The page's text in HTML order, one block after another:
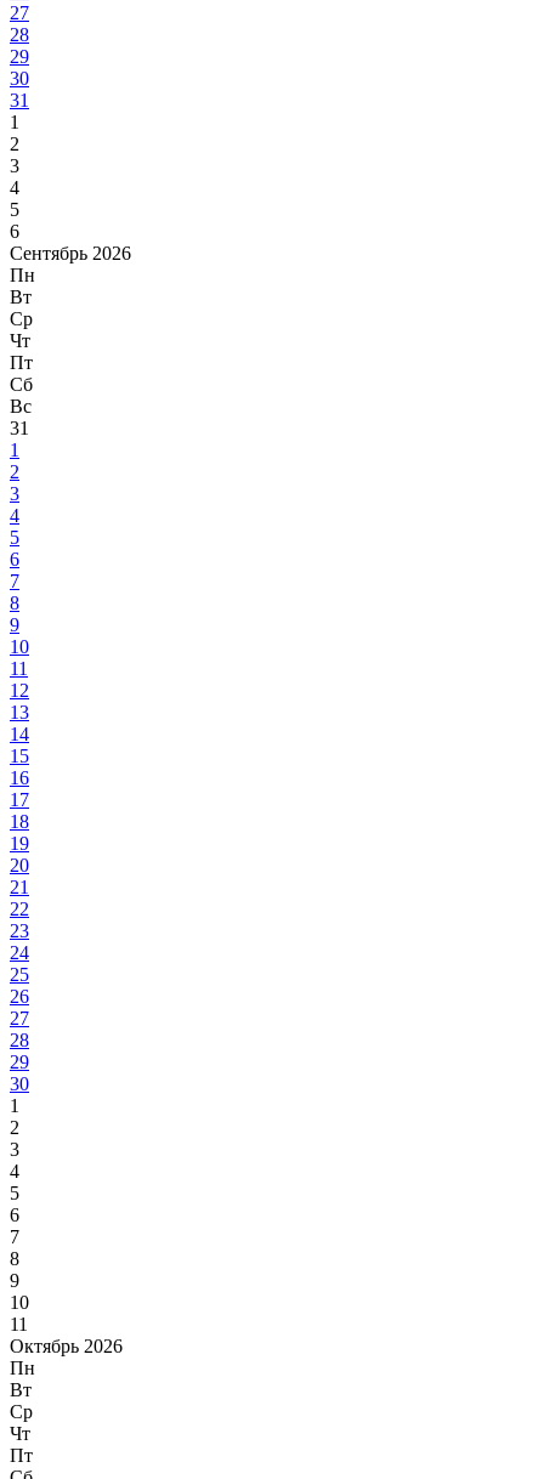
27
28
29
30
31
1
2
3
4
5
6
Сентябрь 2026
Пн
Вт
Ср
Чт
Пт
Сб
Вс
31
1
2
3
4
5
6
7
8
9
10
11
12
13
14
15
16
17
18
19
20
21
22
23
24
25
26
27
28
29
30
1
2
3
4
5
6
7
8
9
10
11
Октябрь 2026
Пн
Вт
Ср
Чт
Пт